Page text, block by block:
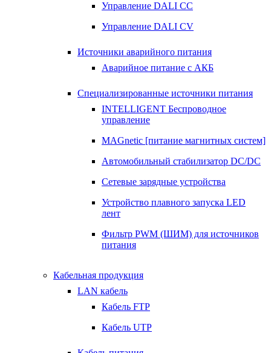
Управление DALI CC
Управление DALI CV
Источники аварийного питания
Аварийное питание с АКБ
Специализированные источники питания
INTELLIGENT Беспроводное
управление
MAGnetic [питание магнитных систем]
Автомобильный стабилизатор DC/DC
Сетевые зарядные устройства
Устройство плавного запуска LED
лент
Фильтр PWM (ШИМ) для источников
питания
Кабельная продукция
LAN кабель
Кабель FTP
Кабель UTP